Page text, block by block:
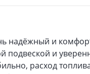
надёжный и
и
расход